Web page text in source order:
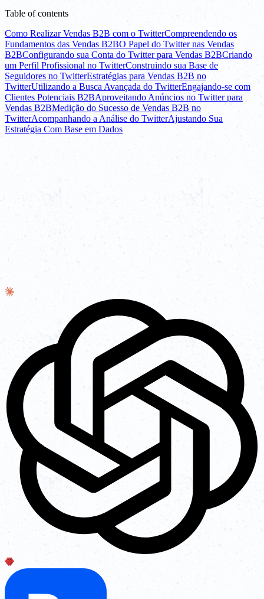
Table of contents
Como Realizar Vendas B2B com o TwitterCompreendendo os
Fundamentos das Vendas B2BO Papel do Twitter nas Vendas
B2BConfigurando sua Conta do Twitter para Vendas B2BCriando
um Perfil Profissional no TwitterConstruindo sua Base de
Seguidores no TwitterEstratégias para Vendas B2B no
TwitterUtilizando a Busca Avançada do TwitterEngajando-se com
Clientes Potenciais B2BAproveitando Anúncios no Twitter para
Vendas B2BMedição do Sucesso de Vendas B2B no
TwitterAcompanhando a Análise do TwitterAjustando Sua
Estratégia Com Base em Dados